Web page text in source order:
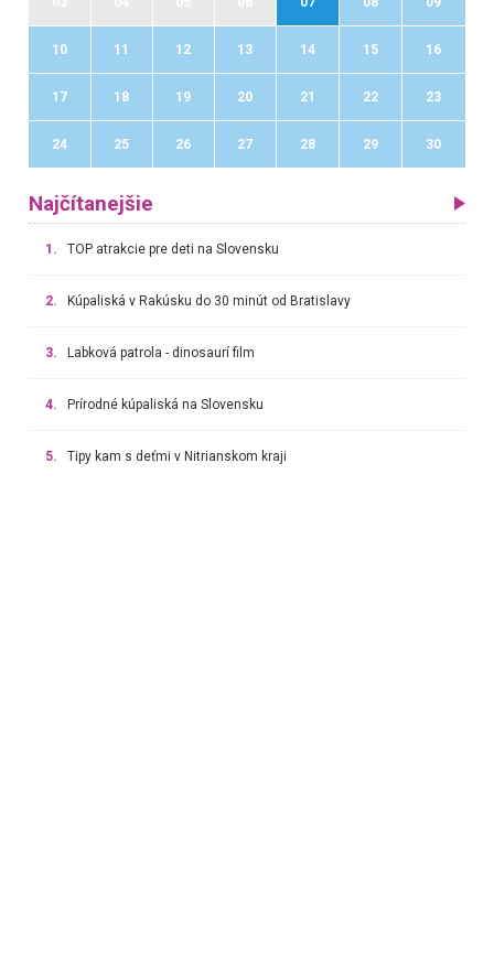
10 11 12 13 14 15 16
17 18 19 20 21 22 23
24 25 26 27 28 29 30
Najčítanejšie
1. TOP atrakcie pre deti na Slovensku
2. Kúpaliská v Rakúsku do 30 minút od Bratislavy
3. Labková patrola - dinosaurí film
4. Prírodné kúpaliská na Slovensku
5. Tipy kam s deťmi v Nitrianskom kraji